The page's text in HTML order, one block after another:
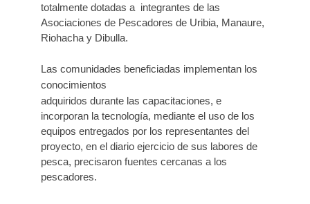
totalmente dotadas a integrantes de las
Asociaciones de Pescadores de Uribia, Manaure,
Riohacha y Dibulla.
Las comunidades beneficiadas implementan los
conocimientos
adquiridos durante las capacitaciones, e
incorporan la tecnología, mediante el uso de los
equipos entregados por los representantes del
proyecto, en el diario ejercicio de sus labores de
pesca, precisaron fuentes cercanas a los
pescadores.